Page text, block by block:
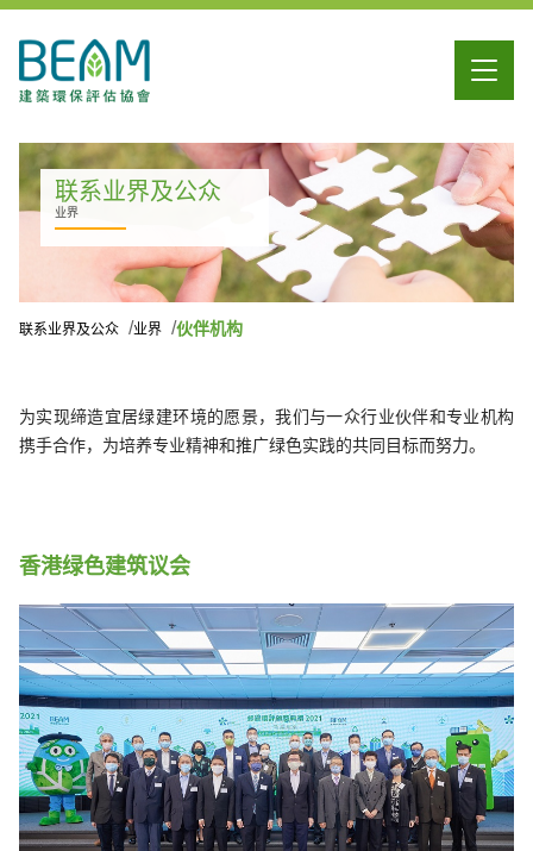
联系业界及公众
业界
联系业界及公众 业界 伙伴机构
为实现缔造宜居绿建环境的愿景，我们与一众行业伙伴和专业机构
携手合作，为培养专业精神和推广绿色实践的共同目标而努力。
香港绿色建筑议会